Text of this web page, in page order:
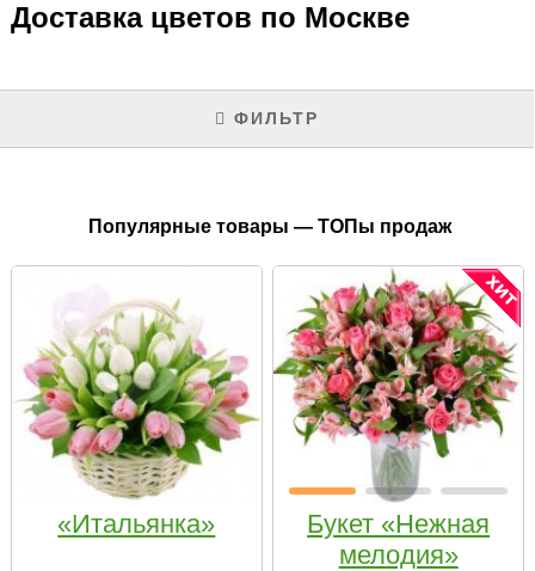
Доставка цветов по Москве
ФИЛЬТР
Популярные товары — ТОПы продаж
«Итальянка»
Букет «Нежная
мелодия»